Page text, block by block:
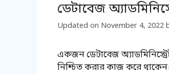
ডেটাবেজ
Updated on November 4, 2022
একজন ডেটাবেজ
নিশ্চিত করার কাজ করে